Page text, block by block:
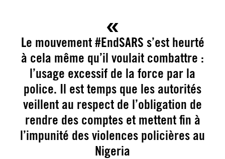
Le mouvement #EndSARS s’est heurté
à cela même qu’il voulait combattre :
l’usage excessif de la force par la
police. Il est temps que les autorités
veillent au respect de l’obligation de
rendre des comptes et mettent fin à
l’impunité des violences policières au
Nigeria